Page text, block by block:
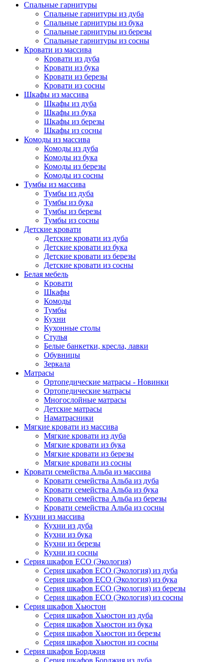
Спальные гарнитуры
Спальные гарнитуры из дуба
Спальные гарнитуры из бука
Спальные гарнитуры из березы
Спальные гарнитуры из сосны
Кровати из массива
Кровати из дуба
Кровати из бука
Кровати из березы
Кровати из сосны
Шкафы из массива
Шкафы из дуба
Шкафы из бука
Шкафы из березы
Шкафы из сосны
Комоды из массива
Комоды из дуба
Комоды из бука
Комоды из березы
Комоды из сосны
Тумбы из массива
Тумбы из дуба
Тумбы из бука
Тумбы из березы
Тумбы из сосны
Детские кровати
Детские кровати из дуба
Детские кровати из бука
Детские кровати из березы
Детские кровати из сосны
Белая мебель
Кровати
Шкафы
Комоды
Тумбы
Кухни
Кухонные столы
Стулья
Белые банкетки, кресла, лавки
Обувницы
Зеркала
Матрасы
Ортопедические матрасы - Новинки
Ортопедические матрасы
Многослойные матрасы
Детские матрасы
Наматрасники
Мягкие кровати из массива
Мягкие кровати из дуба
Мягкие кровати из бука
Мягкие кровати из березы
Мягкие кровати из сосны
Кровати семейства Альба из массива
Кровати семейства Альба из дуба
Кровати семейства Альба из бука
Кровати семейства Альба из березы
Кровати семейства Альба из сосны
Кухни из массива
Кухни из дуба
Кухни из бука
Кухни из березы
Кухни из сосны
Серия шкафов ECO (Экология)
Серия шкафов ECO (Экология) из дуба
Серия шкафов ECO (Экология) из бука
Серия шкафов ECO (Экология) из березы
Серия шкафов ECO (Экология) из сосны
Серия шкафов Хьюстон
Серия шкафов Хьюстон из дуба
Серия шкафов Хьюстон из бука
Серия шкафов Хьюстон из березы
Серия шкафов Хьюстон из сосны
Серия шкафов Борджия
Серия шкафов Борджия из дуба